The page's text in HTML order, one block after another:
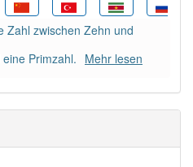
haben den Artikel
Zahl zwischen Zehn und
Primzahl. Mehr lesen